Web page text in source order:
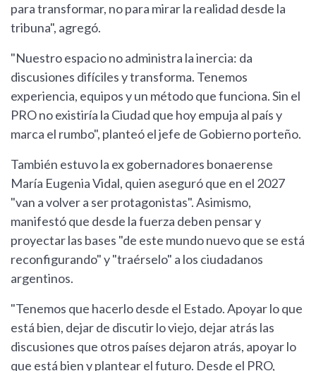
para transformar, no para mirar la realidad desde la
tribuna", agregó.
"Nuestro espacio no administra la inercia: da
discusiones difíciles y transforma. Tenemos
experiencia, equipos y un método que funciona. Sin el
PRO no existiría la Ciudad que hoy empuja al país y
marca el rumbo", planteó el jefe de Gobierno porteño.
También estuvo la ex gobernadores bonaerense
María Eugenia Vidal, quien aseguró que en el 2027
"van a volver a ser protagonistas". Asimismo,
manifestó que desde la fuerza deben pensar y
proyectar las bases "de este mundo nuevo que se está
reconfigurando" y "traérselo" a los ciudadanos
argentinos.
"Tenemos que hacerlo desde el Estado. Apoyar lo que
está bien, dejar de discutir lo viejo, dejar atrás las
discusiones que otros países dejaron atrás, apoyar lo
que está bien y plantear el futuro. Desde el PRO,